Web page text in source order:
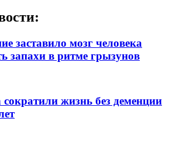
заставило мозг человека
запахи в ритме грызунов
жизнь без деменции